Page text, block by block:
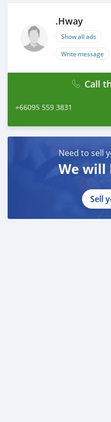
.Hway
Show all ads
Write message
Call
+66095 559 3831
Need to sell
We will
Sell